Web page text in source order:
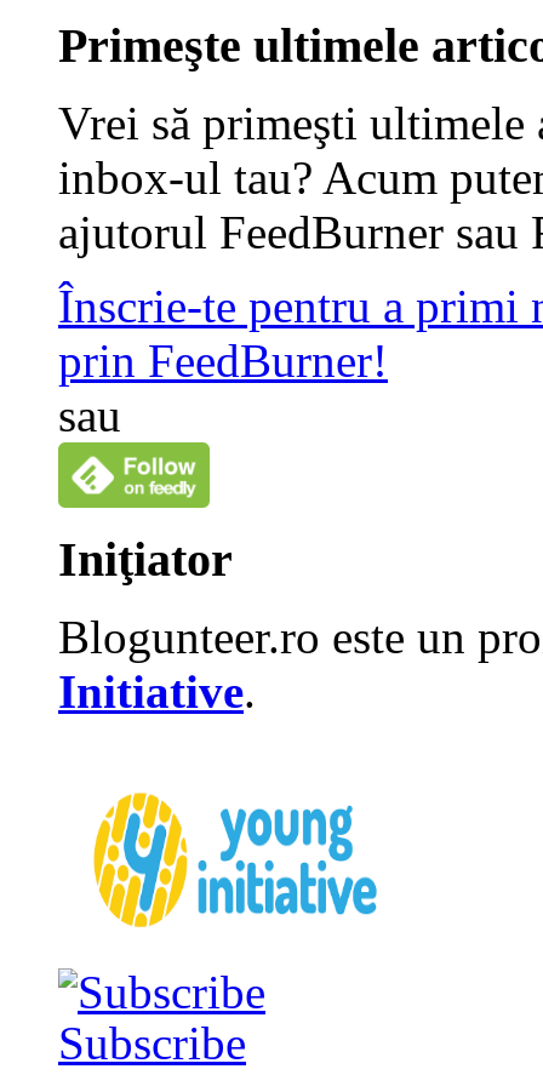
Primeşte ultimele
Vrei să primeşti
inbox-ul tau? Acum
ajutorul FeedBurner sau
Înscrie-te pentru a primi
prin FeedBurner!
sau
Iniţiator
Blogunteer.ro este un
Initiative.
Subscribe